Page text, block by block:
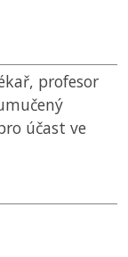
profesor
účast ve